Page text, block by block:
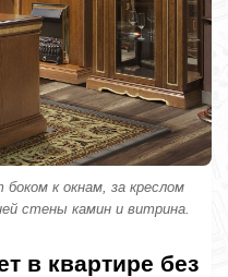
к окнам, за креслом
стены камин и витрина.
в квартире без